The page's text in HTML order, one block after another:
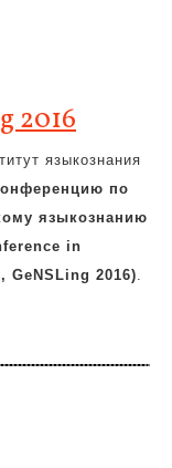
2016
языкознания
по
языкознанию
in
2016).